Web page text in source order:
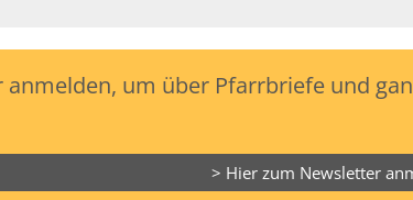
anmelden, um über Pfarrbriefe und
> Hier zum Newsletter